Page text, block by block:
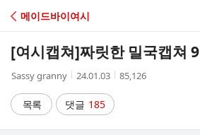
C
A
메이드바이여시
[여시캡쳐]짜릿한 밀국캡쳐 9
작
자
Sassy granny
작
시
간
24.01.03
조
85,126
목록 댓글 185